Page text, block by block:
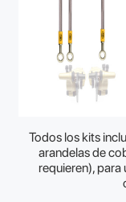
Todos los kits
arandelas de
requieren), para